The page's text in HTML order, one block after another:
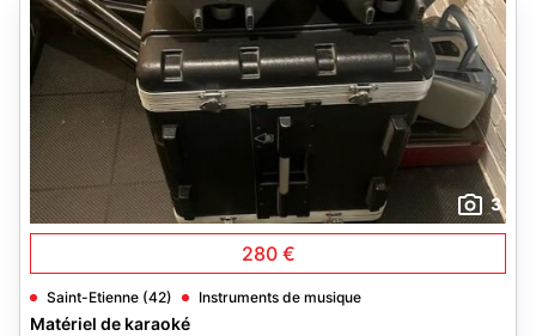
3
280 €
Saint-Etienne (42) Instruments de musique
Matériel de karaoké